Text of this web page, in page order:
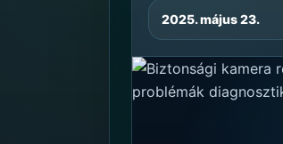
2025. május 23.